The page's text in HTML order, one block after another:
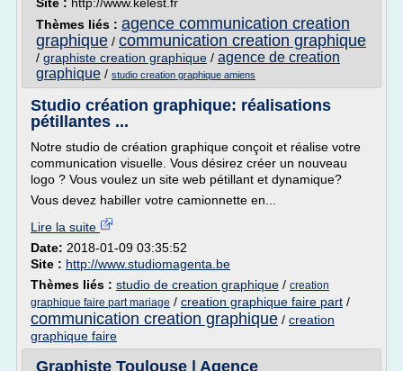
Thèmes liés : agence communication creation
graphique / communication creation graphique
/ graphiste creation graphique / agence de creation
graphique / studio creation graphique amiens
Studio création graphique: réalisations
pétillantes ...
Notre studio de création graphique conçoit et réalise votre
communication visuelle. Vous désirez créer un nouveau
logo ? Vous voulez un site web pétillant et dynamique?
Vous devez habiller votre camionnette en...
Lire la suite
Date: 2018-01-09 03:35:52
Site : http://www.studiomagenta.be
Thèmes liés : studio de creation graphique / creation
graphique faire part mariage / creation graphique faire part /
communication creation graphique / creation
graphique faire
Graphiste Toulouse | Agence